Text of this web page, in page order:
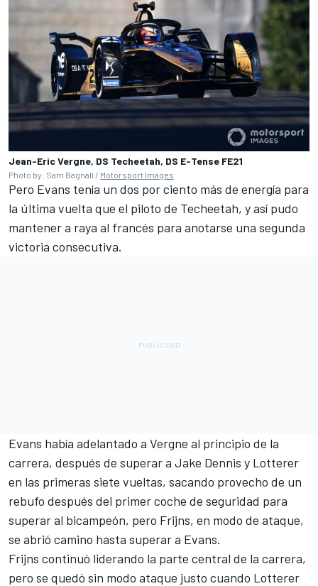
Jean-Eric Vergne, DS Techeetah, DS E-Tense FE21
Photo by: Sam Bagnall / Motorsport Images
Pero Evans tenía un dos por ciento más de energía para
la última vuelta que el piloto de Techeetah, y así pudo
mantener a raya al francés para anotarse una segunda
victoria consecutiva.
Evans había adelantado a Vergne al principio de la
carrera, después de superar a Jake Dennis y Lotterer
en las primeras siete vueltas, sacando provecho de un
rebufo después del primer coche de seguridad para
superar al bicampeón, pero Frijns, en modo de ataque,
se abrió camino hasta superar a Evans.
Frijns continuó liderando la parte central de la carrera,
pero se quedó sin modo ataque justo cuando Lotterer